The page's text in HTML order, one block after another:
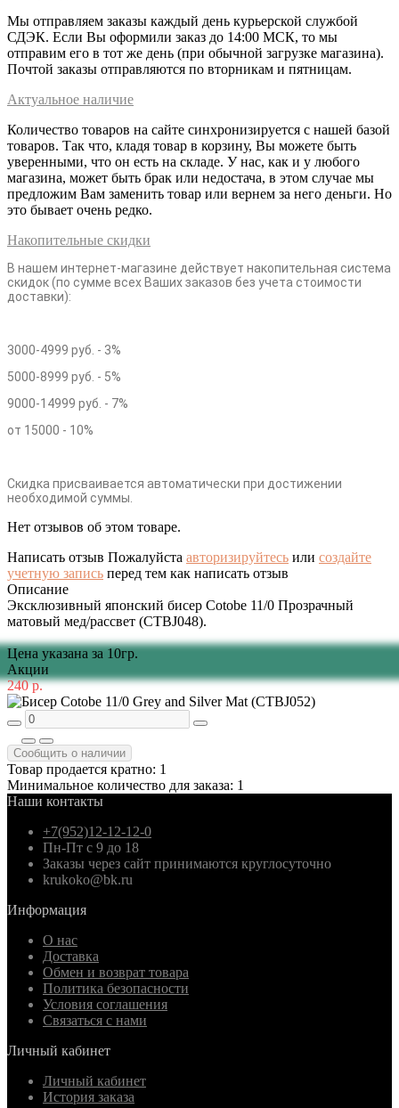
Мы отправляем заказы каждый день курьерской службой
СДЭК. Если Вы оформили заказ до 14:00 МСК, то мы
отправим его в тот же день (при обычной загрузке магазина).
Почтой заказы отправляются по вторникам и пятницам.
Актуальное наличие
Количество товаров на сайте синхронизируется с нашей базой
товаров. Так что, кладя товар в корзину, Вы можете быть
уверенными, что он есть на складе. У нас, как и у любого
магазина, может быть брак или недостача, в этом случае мы
предложим Вам заменить товар или вернем за него деньги. Но
это бывает очень редко.
Накопительные скидки
В нашем интернет-магазине действует накопительная система
скидок (по сумме всех Ваших заказов без учета стоимости
доставки):
3000-4999 руб. - 3%
5000-8999 руб. - 5%
9000-14999 руб. - 7%
от 15000 - 10%
Скидка присваивается автоматически при достижении
необходимой суммы.
Нет отзывов об этом товаре.
Написать отзыв Пожалуйста авторизируйтесь или создайте
учетную запись перед тем как написать отзыв
Описание
Эксклюзивный японский бисер Cotobe 11/0 Прозрачный
матовый мед/рассвет (CTBJ048).
Цена указана за 10гр.
Акции
240 р.
Сообщить о наличии
Товар продается кратно: 1
Минимальное количество для заказа: 1
Наши контакты
+7(952)12-12-12-0
Пн-Пт с 9 до 18
Заказы через сайт принимаются круглосуточно
krukoko@bk.ru
Информация
О нас
Доставка
Обмен и возврат товара
Политика безопасности
Условия соглашения
Связаться с нами
Личный кабинет
Личный кабинет
История заказа